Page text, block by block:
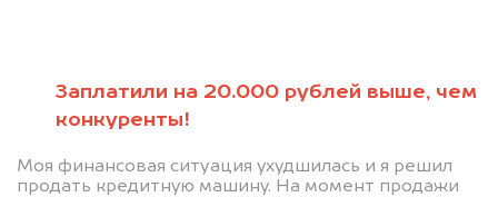
Заплатили на 20.000 рублей выше, чем
конкуренты!
Моя финансовая ситуация ухудшилась и я решил
продать кредитную машину. На момент продажи